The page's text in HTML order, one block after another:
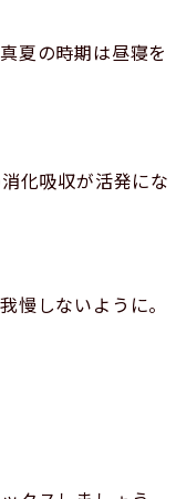
夏の時期は昼寝を
化吸収が活発にな
慢しないように。